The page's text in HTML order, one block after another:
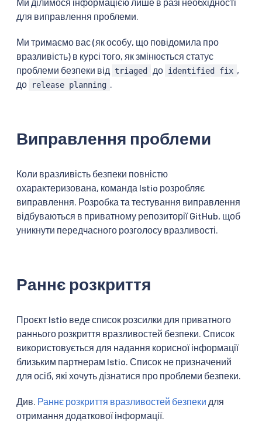
для виправлення проблеми.
Ми тримаємо вас (як особу, що повідомила про
вразливість) в курсі того, як змінюється статус
проблеми безпеки від
triaged до identified fix ,
до
release planning
Виправлення проблеми
Коли вразливість безпеки повністю
охарактеризована, команда Istio розробляє
виправлення. Розробка та тестування виправлення
відбуваються в приватному репозиторії GitHub, щоб
уникнути передчасного розголосу вразливості.
Раннє розкриття
Проєкт Istio веде список розсилки для приватного
раннього розкриття вразливостей безпеки. Список
використовується для надання корисної інформації
близьким партнерам Istio. Список не призначений
для осіб, які хочуть дізнатися про проблеми безпеки.
Див. Раннє розкриття вразливостей безпеки для
отримання додаткової інформації.